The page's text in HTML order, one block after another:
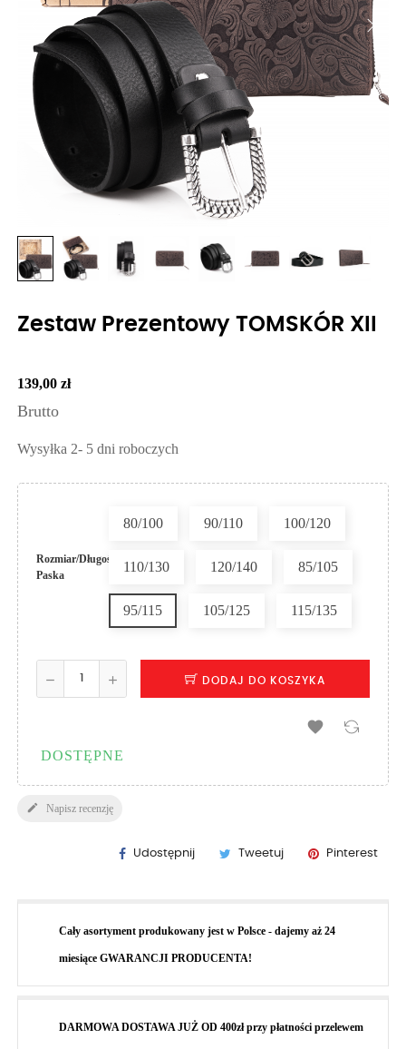
Zestaw Prezentowy TOMSKÓR XII
139,00 zł
Brutto
Wysyłka 2- 5 dni roboczych
Rozmiar/Długość
Paska
80/100 90/110 100/120
110/130 120/140 85/105
95/115 105/125 115/135
DODAJ DO KOSZYKA

DOSTĘPNE
 Napisz recenzję
Udostępnij Tweetuj Pinterest
Cały asortyment produkowany jest w Polsce - dajemy aż 24
miesiące GWARANCJI PRODUCENTA!
DARMOWA DOSTAWA JUŻ OD 400zł przy płatności przelewem